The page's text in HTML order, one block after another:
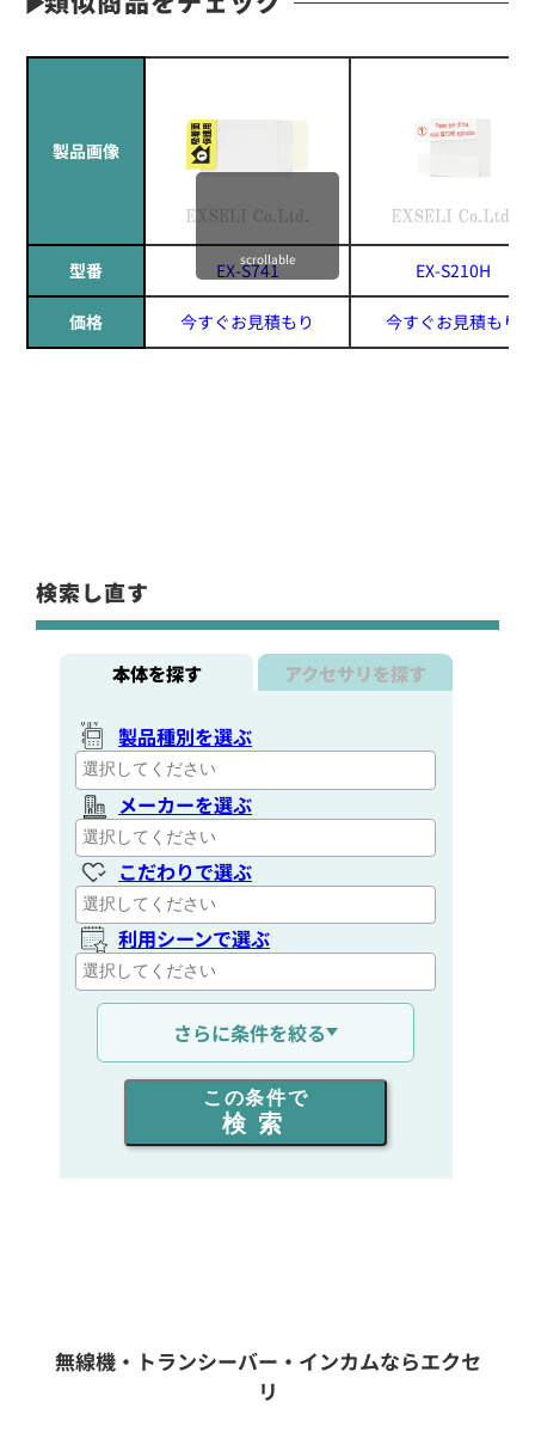
製品画像
型番 EX-S741 EX-S210H
価格 今すぐお見積もり 今すぐお見積もり
scrollable
検索し直す
本体を探す アクセサリを探す
製品種別を選ぶ
メーカーを選ぶ
こだわりで選ぶ
利用シーンで選ぶ
通信距離を選ぶ
出力を選ぶ
同時通話人数を選ぶ
フリーワード入力(製品名等)
さらに条件を絞る
この条件で
検索
無線機・トランシーバー・インカムならエクセ
リ